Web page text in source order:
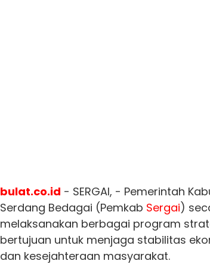
bulat.co.id - SERGAI, - Pemerintah
Serdang Bedagai (Pemkab Sergai)
melaksanakan berbagai program
bertujuan untuk menjaga stabilitas
dan kesejahteraan masyarakat.